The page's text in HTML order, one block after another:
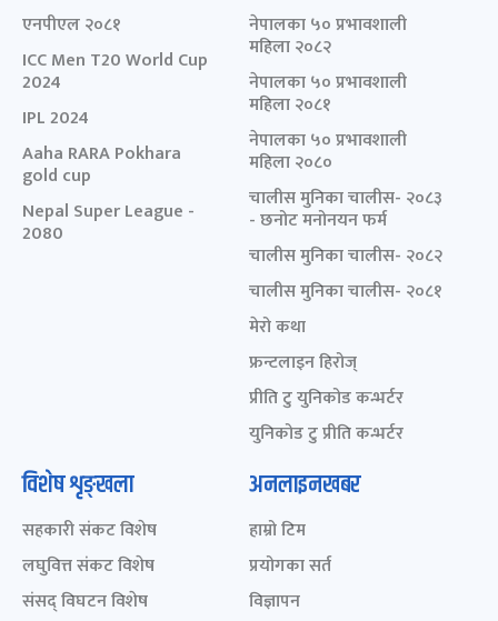
एनपीएल २०८१
ICC Men T20 World Cup
2024
IPL 2024
Aaha RARA Pokhara
gold cup
Nepal Super League -
2080
नेपालका ५० प्रभावशाली
महिला २०८२
नेपालका ५० प्रभावशाली
महिला २०८१
नेपालका ५० प्रभावशाली
महिला २०८०
चालीस मुनिका चालीस- २०८३
- छनोट मनोनयन फर्म
चालीस मुनिका चालीस- २०८२
चालीस मुनिका चालीस- २०८१
मेरो कथा
फ्रन्टलाइन हिरोज्
प्रीति टु युनिकोड कन्भर्टर
युनिकोड टु प्रीति कन्भर्टर
विशेष शृङ्खला
सहकारी संकट विशेष
लघुवित्त संकट विशेष
संसद् विघटन विशेष
अनलाइनखबर
हाम्रो टिम
प्रयोगका सर्त
विज्ञापन